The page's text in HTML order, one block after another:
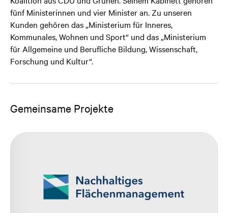
fünf Ministerinnen und vier Minister an. Zu unseren
Kunden gehören das „Ministerium für Inneres,
Kommunales, Wohnen und Sport“ und das „Ministerium
für Allgemeine und Berufliche Bildung, Wissenschaft,
Forschung und Kultur“.
Gemeinsame Projekte